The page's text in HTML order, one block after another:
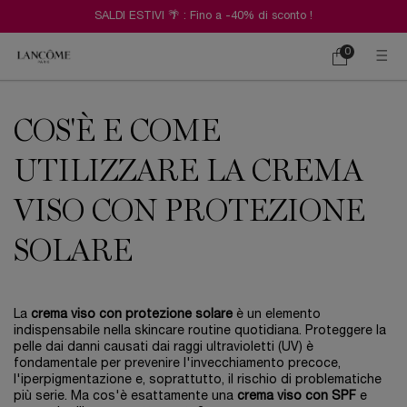
SALDI ESTIVI 🌴 : Fino a -40% di sconto !
Carrello
0
0 prodotto
COS'È E COME
UTILIZZARE LA CREMA
VISO CON PROTEZIONE
SOLARE
La crema viso con protezione solare è un elemento
indispensabile nella skincare routine quotidiana. Proteggere la
pelle dai danni causati dai raggi ultravioletti (UV) è
fondamentale per prevenire l'invecchiamento precoce,
l'iperpigmentazione e, soprattutto, il rischio di problematiche
più serie. Ma cos'è esattamente una crema viso con SPF e